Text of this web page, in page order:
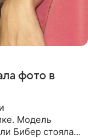
фото в
Модель
Бибер стояла